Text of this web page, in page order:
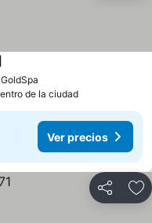
de la ciudad
Ver precios
Compartir